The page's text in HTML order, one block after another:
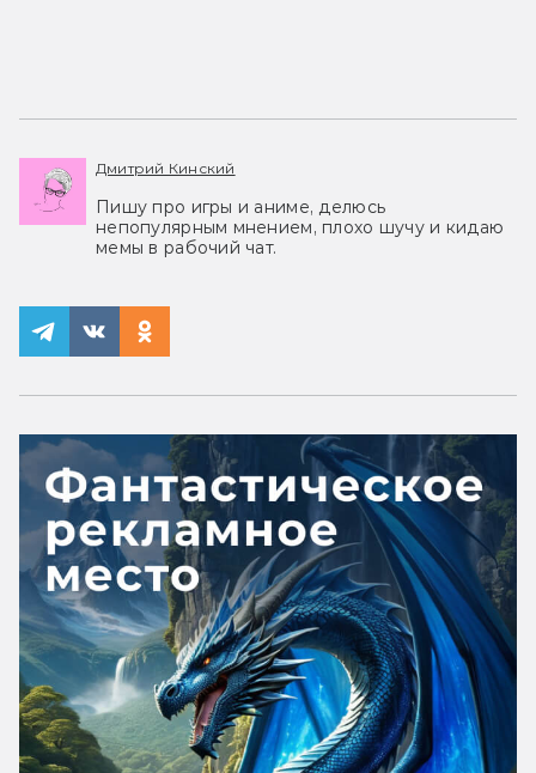
Дмитрий Кинский
Пишу про игры и аниме, делюсь
непопулярным мнением, плохо шучу и кидаю
мемы в рабочий чат.